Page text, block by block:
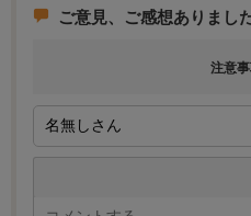
ご意見、ご感想ありまし
注意